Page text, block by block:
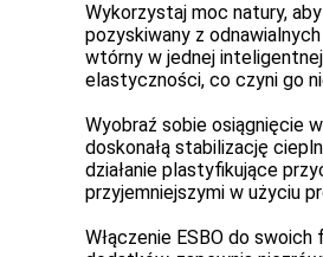
Wykorzystaj moc natury,
pozyskiwany z
wtórny w jednej
elastyczności, co czyni go
Wyobraź sobie osiągnięcie
doskonałą stabilizację
działanie plastyfikujące
przyjemniejszymi w użyciu
Włączenie ESBO do